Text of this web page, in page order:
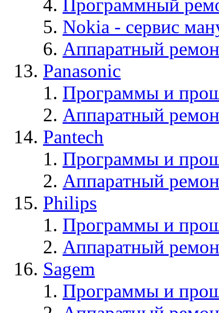
Программный
Nokia - cервис
Аппаратный
Panasonic
Программы и
Аппаратный
Pantech
Программы и
Аппаратный
Philips
Программы и
Аппаратный
Sagem
Программы и